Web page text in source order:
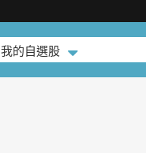
我的自選股